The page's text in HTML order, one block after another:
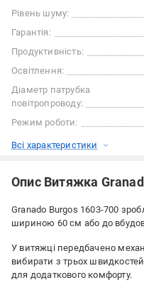
Рівень шуму:
Гарантія:
Продуктивність:
Освітлення:
Діаметр патрубка
повітропроводу:
Режим роботи:
Всі характеристики
Опис Витяжка
Granado Burgos 1603-700
шириною 60 см або до
У витяжці передбачено
вибирати з трьох
для додаткового комфорту.